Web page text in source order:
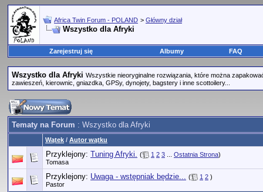
Africa Twin Forum - POLAND > Główny dział
Wszystko dla Afryki
Zarejestruj się Albumy FAQ
Wszystko dla Afryki Wszystkie nieoryginalne rozwiązania, które można
zawieszeń, kierownic, gniazdka, GPSy, dynojety, bagstery i inne scottoilery...
Tematy na Forum : Wszystko dla Afryki
Wątek / Autor wątku
Przyklejony: Tuning Afryki. ( 1 2 3 Ostatnia Strona)
Tomasa
Przyklejony: Uwaga - wstępniak będzie... ( 1 2 )
Pastor